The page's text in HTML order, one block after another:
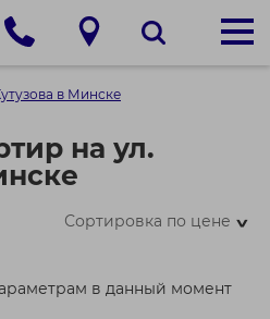
в Минске
на ул.
Сортировка по цене>
в данный момент